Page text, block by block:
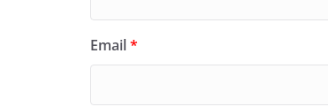
Email*